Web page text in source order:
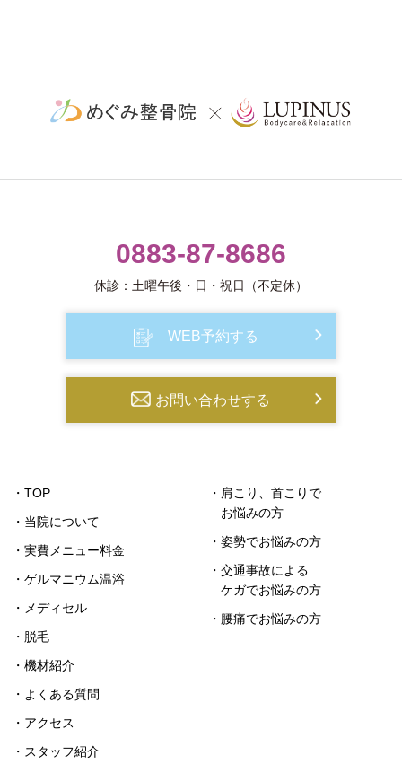
0883-87-8686
休診：土曜午後・日・祝日（不定休）
WEB予約する
お問い合わせする
・TOP
・当院について
・実費メニュー料金
・ゲルマニウム温浴
・メディセル
・脱毛
・機材紹介
・肩こり、首こりで
お悩みの方
・姿勢でお悩みの方
・交通事故による
ケガでお悩みの方
・腰痛でお悩みの方
・よくある質問
・アクセス
・スタッフ紹介